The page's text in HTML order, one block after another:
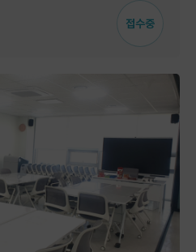
접수중